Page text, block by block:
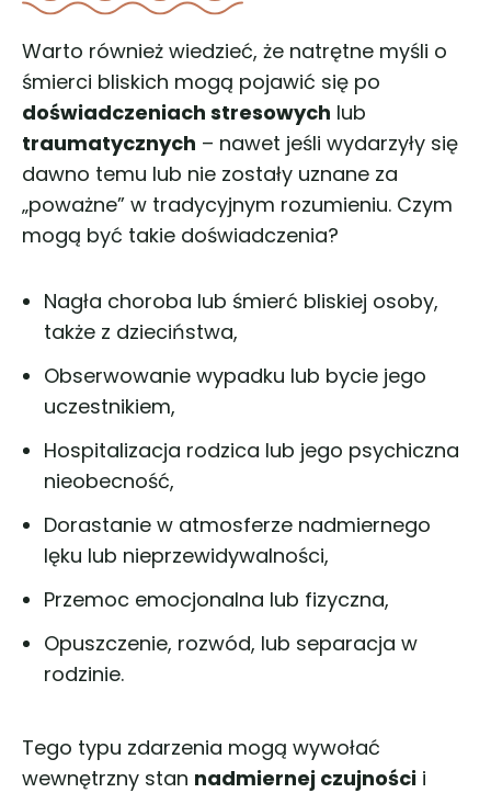
Warto również wiedzieć, że natrętne myśli o
śmierci bliskich mogą pojawić się po
doświadczeniach stresowych lub
traumatycznych – nawet jeśli wydarzyły się
dawno temu lub nie zostały uznane za
„poważne” w tradycyjnym rozumieniu. Czym
mogą być takie doświadczenia?
Nagła choroba lub śmierć bliskiej osoby,
także z dzieciństwa,
Obserwowanie wypadku lub bycie jego
uczestnikiem,
Hospitalizacja rodzica lub jego psychiczna
nieobecność,
Dorastanie w atmosferze nadmiernego
lęku lub nieprzewidywalności,
Przemoc emocjonalna lub fizyczna,
Opuszczenie, rozwód, lub separacja w
rodzinie.
Tego typu zdarzenia mogą wywołać
wewnętrzny stan nadmiernej czujności i